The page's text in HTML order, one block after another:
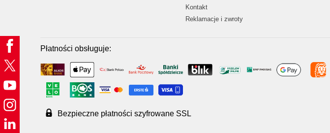
Kontakt
Reklamacje i zwroty
Płatności obsługuje:
Bezpieczne płatności szyfrowane SSL